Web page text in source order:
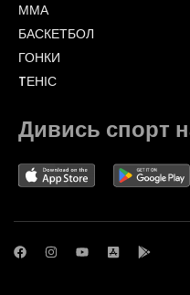
ММА
БАСКЕТБОЛ
ГОНКИ
TЕНІС
Дивись спорт